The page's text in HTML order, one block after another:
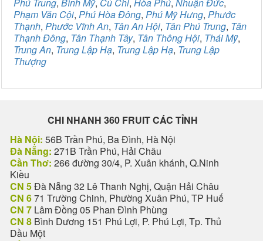
Phạm Văn Cội, Phú Hòa Đông, Phú Mỹ Hưng, Phước
Thạnh, Phước Vĩnh An, Tân An Hội, Tân Phú Trung, Tân
Thạnh Đông, Tân Thạnh Tây, Tân Thông Hội, Thái Mỹ,
Trung An, Trung Lập Hạ, Trung Lập Hạ, Trung Lập
Thượng
CHI NHANH 360 FRUIT CÁC TỈNH
Hà Nội: 56B Trần Phú, Ba Đình, Hà Nội
Đà Nẵng: 271B Trần Phú, Hải Châu
Cần Thơ: 266 đường 30/4, P. Xuân khánh, Q.Ninh
Kiều
CN 5Đà Nẵng 32 Lê Thanh Nghị, Quận Hải Châu
CN 671 Trường Chinh, Phường Xuân Phú, TP Huế
CN 7 Lâm Đồng 05 Phan Đình Phùng
CN 8 Bình Dương 151 Phú Lợi, P. Phú Lợi, Tp. Thủ
Dầu Một